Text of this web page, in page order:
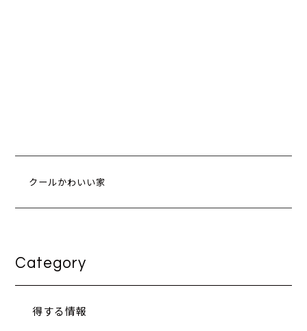
クールかわいい家
Category
得する情報